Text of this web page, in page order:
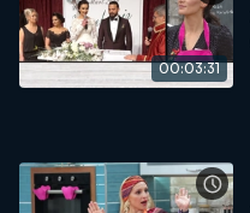
00:03:31